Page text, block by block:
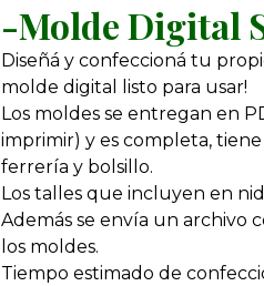
-Molde Digital
Diseñá y confeccioná tu
molde digital listo para usar!
Los moldes se entregan en
imprimir) y es completa,
ferrería y bolsillo.
Los talles que incluyen en
Además se envía un archivo
los moldes.
Tiempo estimado de